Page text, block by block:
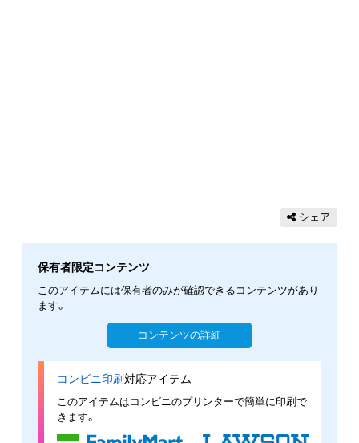
シェア
保有者限定コンテンツ
このアイテムには保有者のみが確認できるコンテンツがあり
ます。
コンテンツの詳細
コンビニ印刷対応アイテム
このアイテムはコンビニのプリンターで簡単に印刷で
きます。